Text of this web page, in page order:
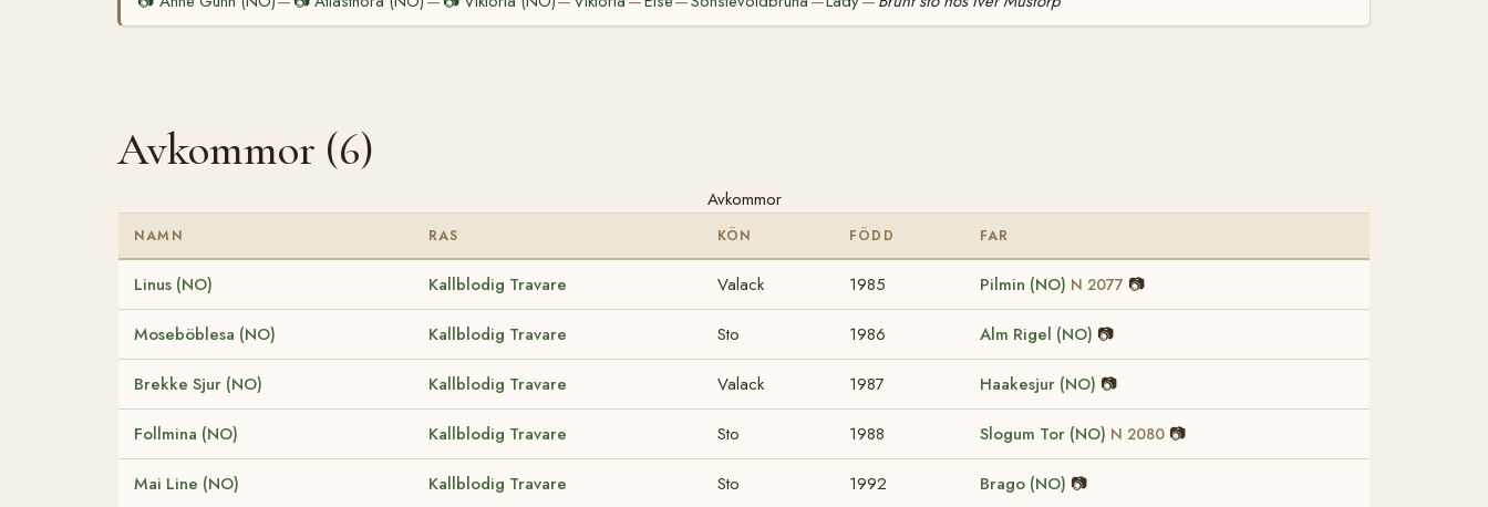
Avkommor (6)
Avkommor
NAMN RAS KÖN FÖDD FAR
Linus (NO) Kallblodig Travare Valack 1985 Pilmin (NO) N 2077 📷
Moseböblesa (NO) Kallblodig Travare Sto 1986 Alm Rigel (NO) 📷
Brekke Sjur (NO) Kallblodig Travare Valack 1987 Haakesjur (NO) 📷
Follmina (NO) Kallblodig Travare Sto 1988 Slogum Tor (NO) N 2080 📷
Mai Line (NO) Kallblodig Travare Sto 1992 Brago (NO) 📷